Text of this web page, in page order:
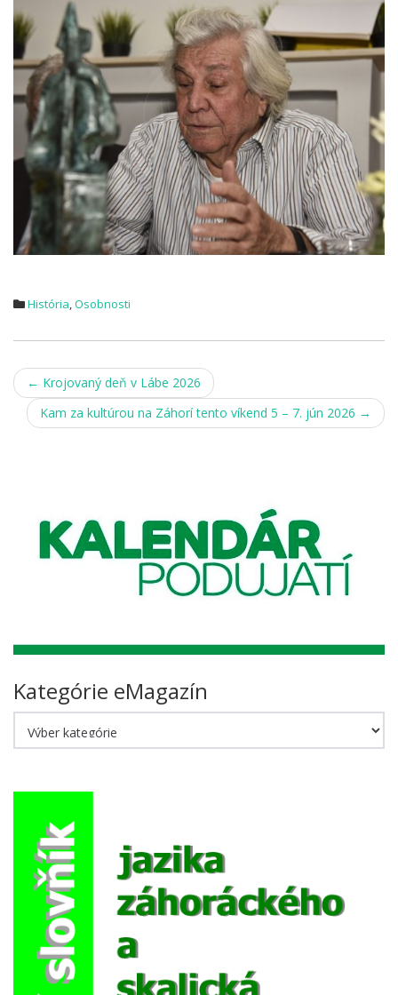
História,Osobnosti
Post
navigation
← Krojovaný deň v Lábe 2026
Kam za kultúrou na Záhorí tento víkend 5 – 7. jún 2026 →
Kategórie eMagazín
eMagazín